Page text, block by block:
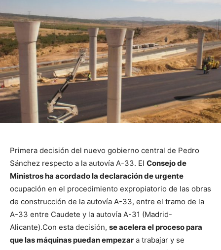
Primera decisión del nuevo gobierno central de Pedro
Sánchez respecto a la autovía A-33. El Consejo de
Ministros ha acordado la declaración de urgente
ocupación en el procedimiento expropiatorio de las obras
de construcción de la autovía A-33, entre el tramo de la
A-33 entre Caudete y la autovía A-31 (Madrid-
Alicante).Con esta decisión, se acelera el proceso para
que las máquinas puedan empezar a trabajar y se